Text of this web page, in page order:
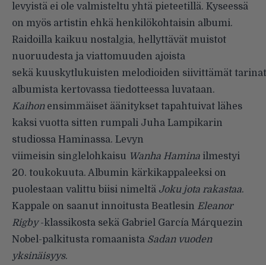
levyistä ei ole valmisteltu yhtä pieteetillä. Kyseessä
on myös artistin ehkä henkilökohtaisin albumi.
Raidoilla kaikuu nostalgia, hellyttävät muistot
nuoruudesta ja viattomuuden ajoista
sekä kuuskytlukuisten melodioiden siivittämät
albumista kertovassa tiedotteessa luvataan.
Kaihonensimmäiset äänitykset tapahtuivat lähes
kaksi vuotta sitten rumpali Juha Lampikarin
studiossa Haminassa. Levyn
viimeisin singlelohkaisu Wanha Hamina ilmestyi
20. toukokuuta. Albumin kärkikappaleeksi on
puolestaan valittu biisi nimeltä Joku jota rakastaa.
Kappale on saanut innoitusta Beatlesin Eleanor
Rigby-klassikosta sekä Gabriel García Márquezin
Nobel-palkitusta romaanista Sadan vuoden
yksinäisyys.